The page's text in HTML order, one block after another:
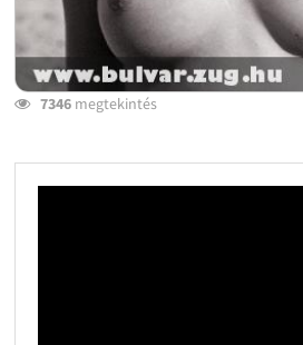
7346megtekintés